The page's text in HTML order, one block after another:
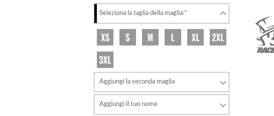
Seleziona la taglia della maglia:*
Aggiungi la seconda maglia
Aggiungi il tuo nome